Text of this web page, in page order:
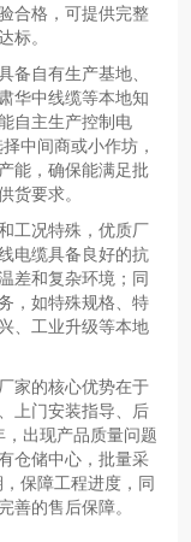
合格，可提供完整
标。
自有生产基地、
华中线缆等本地知
自主生产控制电
中间商或小作坊，
能，确保能满足批
货要求。
工况特殊，优质厂
电缆具备良好的抗
差和复杂环境；同
，如特殊规格、特
、工业升级等本地
家的核心优势在于
上门安装指导、后
出现产品质量问题
仓储中心，批量采
保障工程进度，同
善的售后保障。